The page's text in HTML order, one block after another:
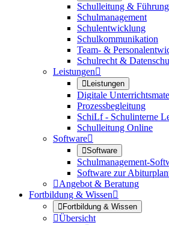
Schulleitung & Führung
Schulmanagement
Schulentwicklung
Schulkommunikation
Team- &
Schulrecht &
Leistungen
Leistungen
Digitale
Prozessbegleitung
SchiLf - Schulinterne
Schulleitung Online
Software
Software
Schulmanagement-
Software zur
Angebot & Beratung
Fortbildung & Wissen
Fortbildung & Wissen
Übersicht